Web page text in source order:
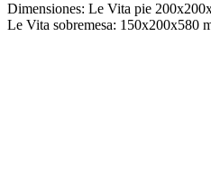
Dimensiones: Le Vita pie
Le Vita sobremesa: 150x200x580